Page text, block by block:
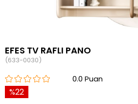
EFES TV RAFLI PANO
(633-0030)
0.0
22